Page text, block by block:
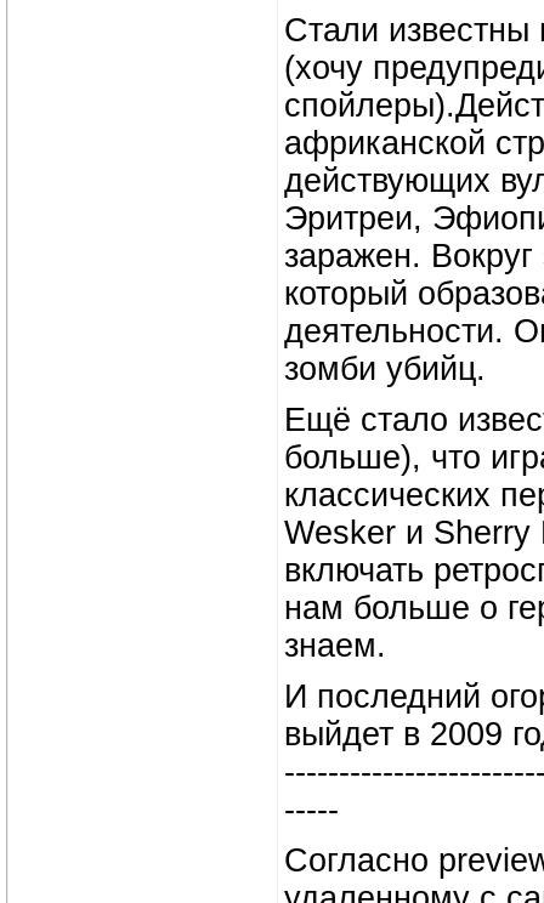
Стали
(хочу
африканской
действующих
Эритреи,
заражен. Вокруг
который
деятельности.
зомби убийц.
Ещё стало
больше), что
классических
Wesker и Sherry
включать
нам больше о
знаем.
И последний
выйдет в 2009
-----
Согласно